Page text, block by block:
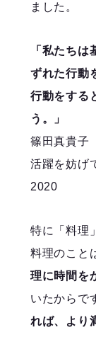
ました。
「私たち
ずれた行動
行動をする
う。」
篠田真貴子
活躍を妨
2020
特に「料理
料理のこと
理に時間を
いたからで
れば、より